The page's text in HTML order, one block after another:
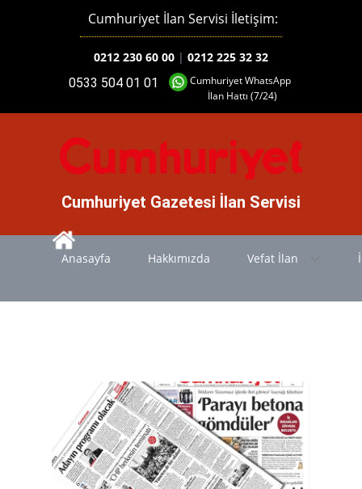
Cumhuriyet WhatsApp
İlan Hattı (7/24)
0533 504 01 01
Cumhuriyet İlan Servisi İletişim:
0212 230 60 00 | 0212 225 32 32
Cumhuriyet Gazetesi İlan Servisi
Anasayfa Hakkımızda Vefat İlan